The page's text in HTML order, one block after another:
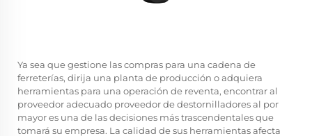
Ya sea que gestione las compras para una cadena de
ferreterías, dirija una planta de producción o adquiera
herramientas para una operación de reventa, encontrar al
proveedor adecuado proveedor de destornilladores al por
mayores una de las decisiones más trascendentales que
tomará su empresa. La calidad de sus herramientas afecta